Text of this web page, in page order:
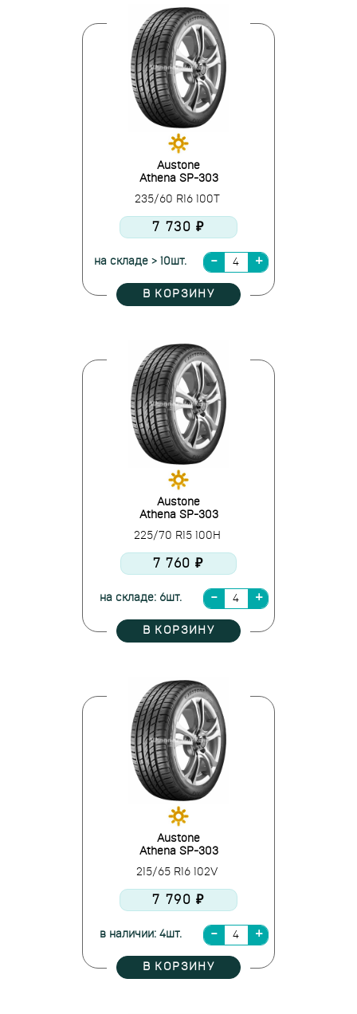
Austone
Athena SP-303
235/60 R16 100T
7 730 ₽
на складе > 10шт.
В КОРЗИНУ
Austone
Athena SP-303
225/70 R15 100H
7 760 ₽
на складе: 6шт.
В КОРЗИНУ
Austone
Athena SP-303
215/65 R16 102V
7 790 ₽
в наличии: 4шт.
В КОРЗИНУ